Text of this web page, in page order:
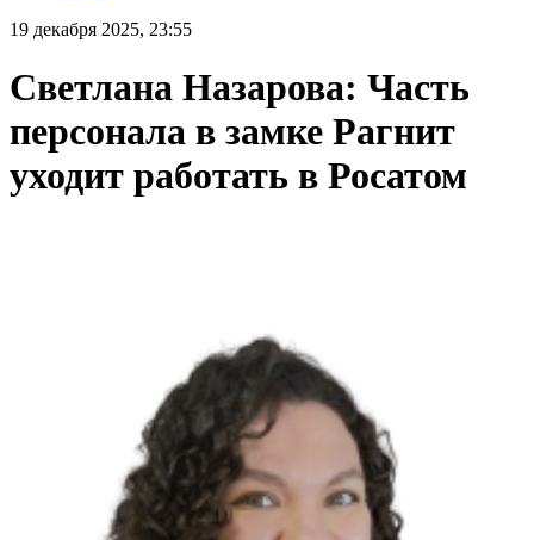
19 декабря 2025, 23:55
Светлана Назарова: Часть
персонала в замке Рагнит
уходит работать в Росатом